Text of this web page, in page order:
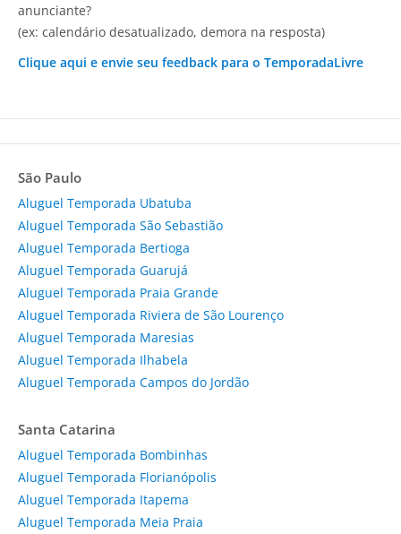
anunciante?
(ex: calendário desatualizado, demora na resposta)
Clique aqui e envie seu feedback para o TemporadaLivre
São Paulo
Aluguel Temporada Ubatuba
Aluguel Temporada São Sebastião
Aluguel Temporada Bertioga
Aluguel Temporada Guarujá
Aluguel Temporada Praia Grande
Aluguel Temporada Riviera de São Lourenço
Aluguel Temporada Maresias
Aluguel Temporada Ilhabela
Aluguel Temporada Campos do Jordão
Santa Catarina
Aluguel Temporada Bombinhas
Aluguel Temporada Florianópolis
Aluguel Temporada Itapema
Aluguel Temporada Meia Praia